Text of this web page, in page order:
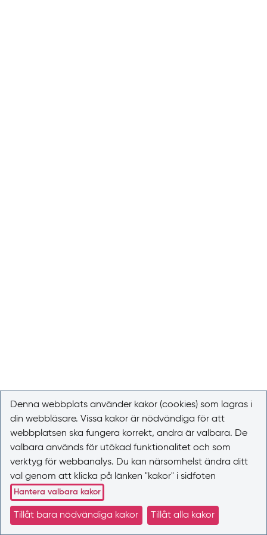
Denna webbplats använder kakor (cookies) som lagras i
din webbläsare. Vissa kakor är nödvändiga för att
webbplatsen ska fungera korrekt, andra är valbara. De
valbara används för utökad funktionalitet och som
verktyg för webbanalys. Du kan närsomhelst ändra ditt
val genom att klicka på länken "kakor" i sidfoten
Hantera valbara kakor
Tillåt bara nödvändiga kakor Tillåt alla kakor